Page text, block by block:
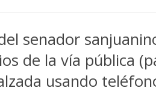
senador
de la vía pública
usando